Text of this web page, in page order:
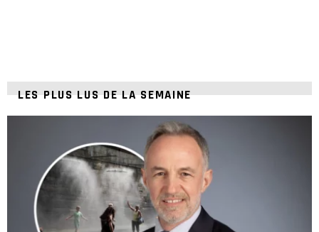
LES PLUS LUS DE LA SEMAINE